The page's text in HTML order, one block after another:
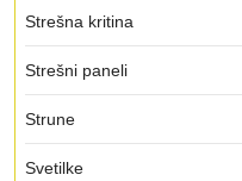
Strešna kritina
Strešni paneli
Strune
Svetilke